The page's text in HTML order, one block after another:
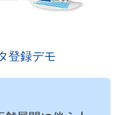
登録デモ